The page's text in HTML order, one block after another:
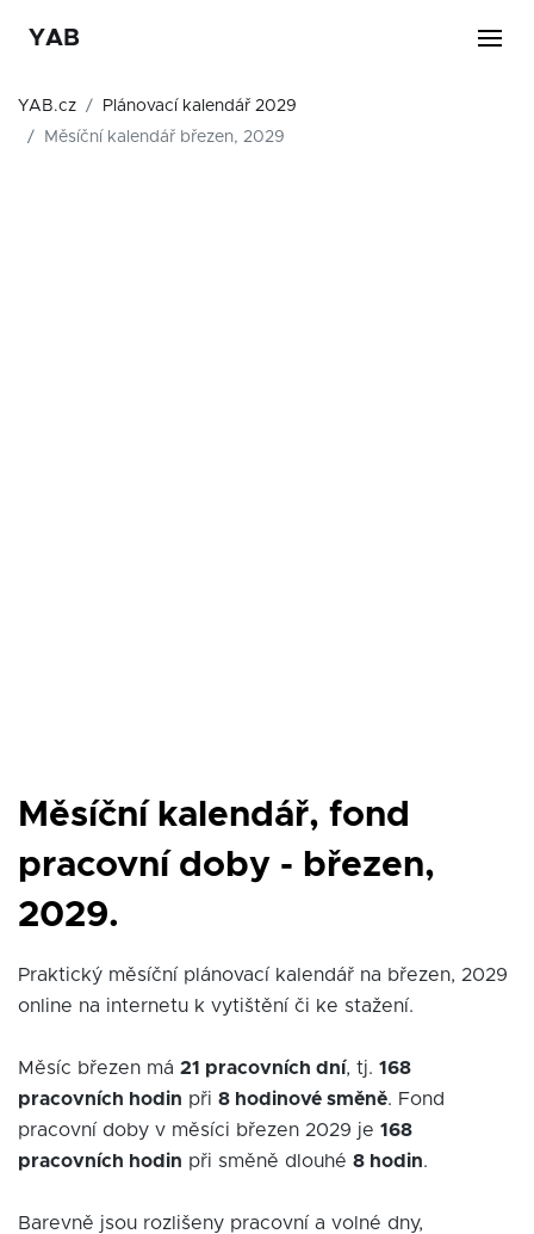
YAB
YAB.cz
Plánovací kalendář 2029
Měsíční kalendář březen, 2029
Měsíční kalendář, fond
pracovní doby - březen,
2029.
Praktický měsíční plánovací kalendář na březen, 2029
online na internetu k vytištění či ke stažení.
Měsíc březen má 21 pracovních dní, tj. 168
pracovních hodin při 8 hodinové směně. Fond
pracovní doby v měsíci březen 2029 je 168
pracovních hodin při směně dlouhé 8 hodin.
Barevně jsou rozlišeny pracovní a volné dny,